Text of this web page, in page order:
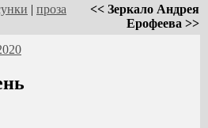
| проза
<< Зеркало Андрея
Ерофеева >>